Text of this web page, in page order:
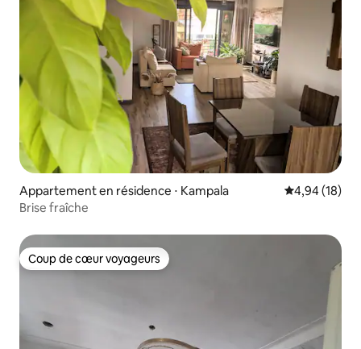
Appartement en résidence ⋅ Kampala Évaluation
4,94 (18)
Brise fraîche
Coup de cœur voyageurs
Coup de cœur voyageurs